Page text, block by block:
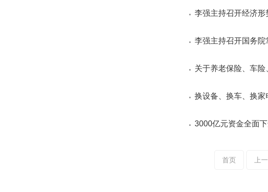
李强主持召开经济
李强主持召开国务
关于养老保险、车
换设备、换车、换
3000亿元资金全面
首页 上